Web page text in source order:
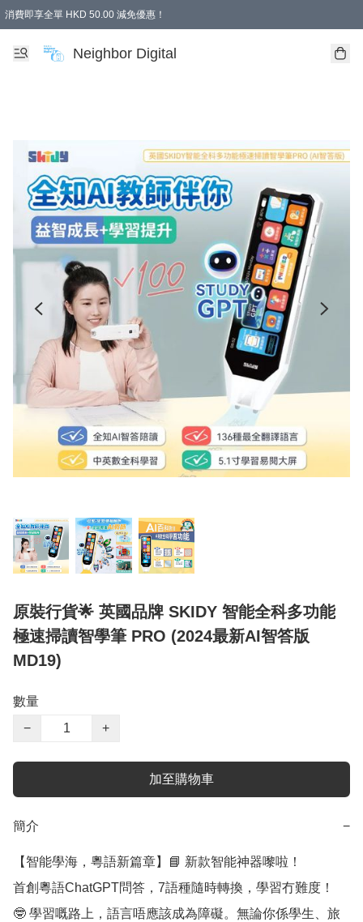
消費即享全單 HKD 50.00 減免優惠！
Neighbor Digital
原裝行貨🌟 英國品牌 SKIDY 智能全科多功能
極速掃讀智學筆 PRO (2024最新AI智答版
MD19)
數量
−
+
加至購物車
簡介 −
【智能學海，粵語新篇章】📘 新款智能神器嚟啦！
首創粵語ChatGPT問答，7語種隨時轉換，學習冇難度！
🤓 學習嘅路上，語言唔應該成為障礙。無論你係學生、旅